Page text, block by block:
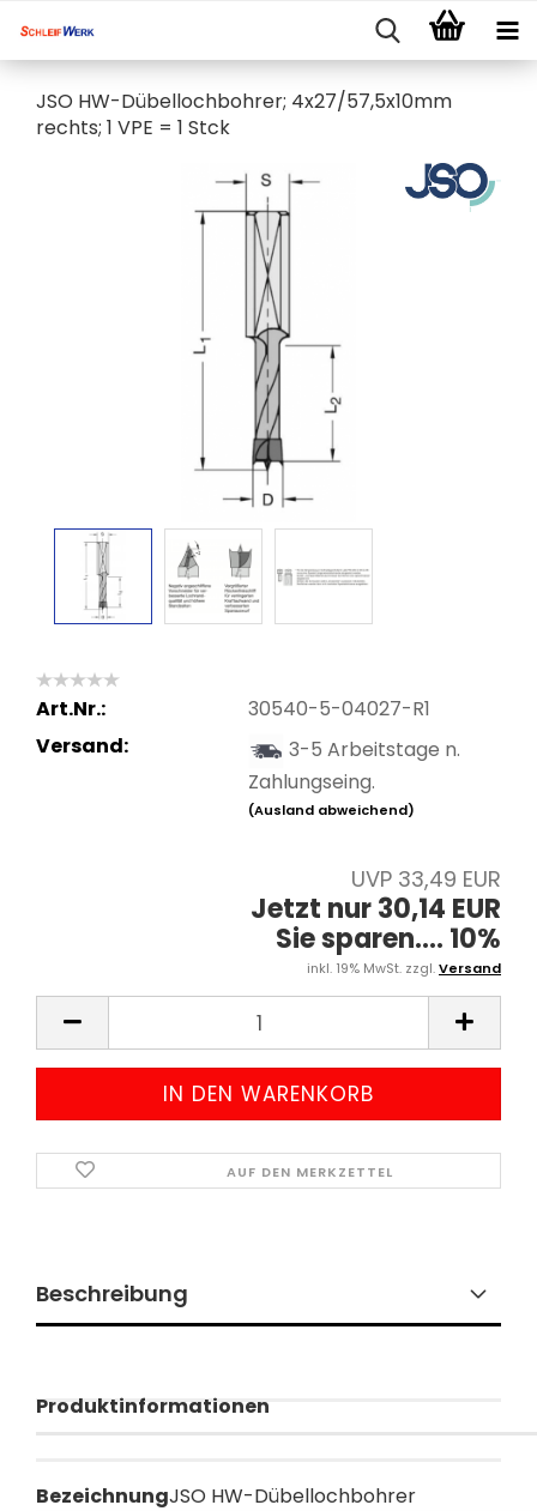
JSO HW-Dübellochbohrer; 4x27/57,5x10mm
rechts; 1 VPE = 1 Stck
Art.Nr.:
30540-5-04027-R1
Versand:
3-5 Arbeitstage n.
Zahlungseing.
(Ausland abweichend)
UVP 33,49 EUR
Jetzt nur 30,14 EUR
Sie sparen.... 10%
inkl. 19% MwSt. zzgl.Versand
AUF DEN MERKZETTEL
Beschreibung
Produktinformationen
BezeichnungJSO HW-Dübellochbohrer